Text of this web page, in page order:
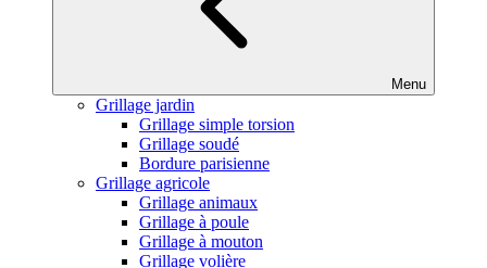
Menu
Grillage jardin
Grillage simple torsion
Grillage soudé
Bordure parisienne
Grillage agricole
Grillage animaux
Grillage à poule
Grillage à mouton
Grillage volière